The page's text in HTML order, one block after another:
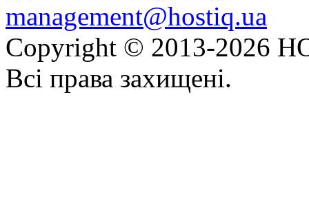
management@hostiq.ua
Copyright © 2013-2026
Всі права захищені.